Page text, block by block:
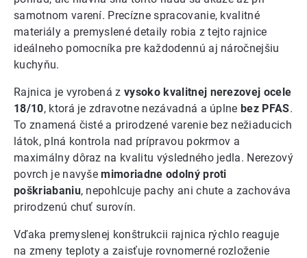
samotnom varení. Precízne spracovanie, kvalitné
materiály a premyslené detaily robia z tejto rajnice
ideálneho pomocníka pre každodennú aj náročnejšiu
kuchyňu.
Rajnica je vyrobená z vysoko kvalitnej nerezovej ocele
18/10, ktorá je zdravotne nezávadná a úplne bez PFAS.
To znamená čisté a prirodzené varenie bez nežiaducich
látok, plná kontrola nad prípravou pokrmov a
maximálny dôraz na kvalitu výsledného jedla. Nerezový
povrch je navyše mimoriadne odolný proti
poškriabaniu, nepohlcuje pachy ani chute a zachováva
prirodzenú chuť surovín.
Vďaka premyslenej konštrukcii rajnica rýchlo reaguje
na zmeny teploty a zaisťuje rovnomerné rozloženie